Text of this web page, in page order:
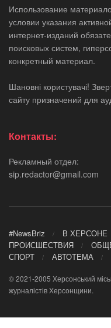
Использование
условии указания
интернет-изданий
поисковых систем,
конкретный материал.
Шановні користувачі!
сайту призначений для
Контакты:
Рекламный отдел:
sip.redactor@gmail.com
#NewsBriz В ХЕРСОНЕ
ПРОИСШЕСТВИЯ
СПОРТ
АВТОТЕМА
© 2021-2005 Херсонський
журналістів Херсонщини.